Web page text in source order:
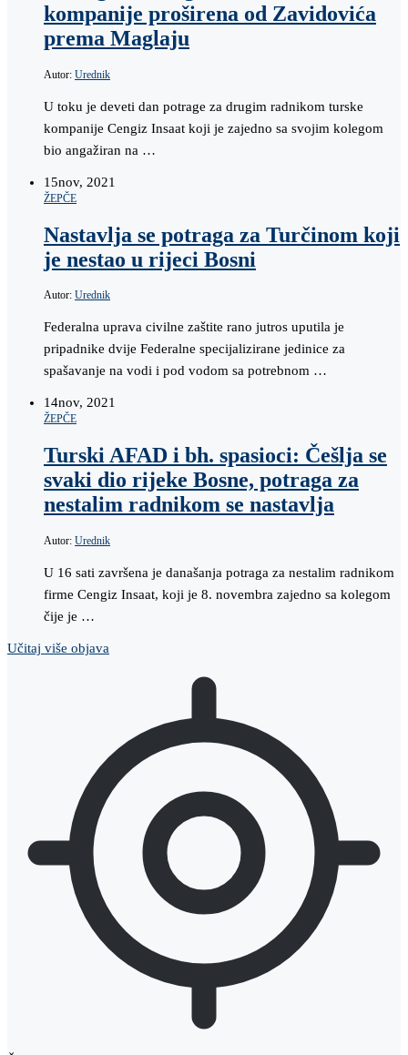
kompanije proširena od Zavidovića
prema Maglaju
Autor: Urednik
U toku je deveti dan potrage za drugim radnikom turske
kompanije Cengiz Insaat koji je zajedno sa svojim kolegom
bio angažiran na …
15nov, 2021
ŽEPČE
Nastavlja se potraga za Turčinom koji
je nestao u rijeci Bosni
Autor: Urednik
Federalna uprava civilne zaštite rano jutros uputila je
pripadnike dvije Federalne specijalizirane jedinice za
spašavanje na vodi i pod vodom sa potrebnom …
14nov, 2021
ŽEPČE
Turski AFAD i bh. spasioci: Češlja se
svaki dio rijeke Bosne, potraga za
nestalim radnikom se nastavlja
Autor: Urednik
U 16 sati završena je današanja potraga za nestalim radnikom
firme Cengiz Insaat, koji je 8. novembra zajedno sa kolegom
čije je …
Učitaj više objava